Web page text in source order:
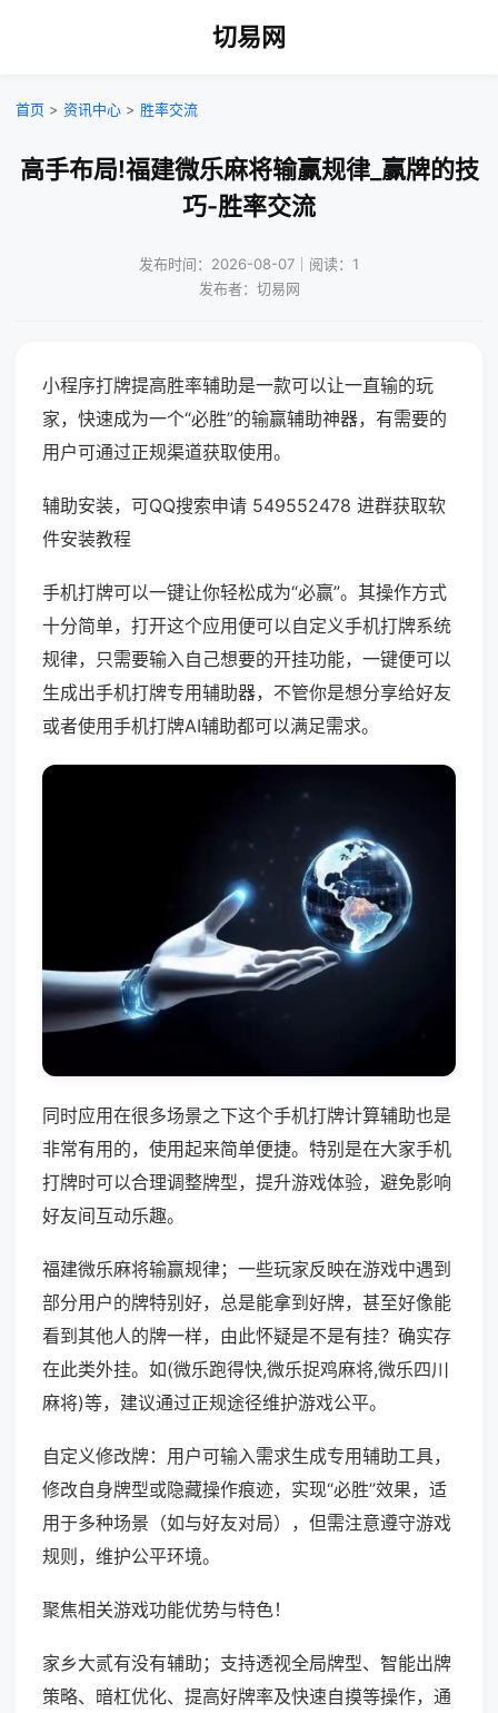
切易网
首页 > 资讯中心 > 胜率交流
高手布局!福建微乐麻将输赢规律_赢牌的技
巧-胜率交流
发布时间：2026-08-07｜阅读：1
发布者：切易网
小程序打牌提高胜率辅助是一款可以让一直输的玩
家，快速成为一个“必胜”的输赢辅助神器，有需要的
用户可通过正规渠道获取使用。
辅助安装，可QQ搜索申请 549552478 进群获取软
件安装教程
手机打牌可以一键让你轻松成为“必赢”。其操作方式
十分简单，打开这个应用便可以自定义手机打牌系统
规律，只需要输入自己想要的开挂功能，一键便可以
生成出手机打牌专用辅助器，不管你是想分享给好友
或者使用手机打牌AI辅助都可以满足需求。
同时应用在很多场景之下这个手机打牌计算辅助也是
非常有用的，使用起来简单便捷。特别是在大家手机
打牌时可以合理调整牌型，提升游戏体验，避免影响
好友间互动乐趣。
福建微乐麻将输赢规律；一些玩家反映在游戏中遇到
部分用户的牌特别好，总是能拿到好牌，甚至好像能
看到其他人的牌一样，由此怀疑是不是有挂？确实存
在此类外挂。如(微乐跑得快,微乐捉鸡麻将,微乐四川
麻将)等，建议通过正规途径维护游戏公平。
自定义修改牌：用户可输入需求生成专用辅助工具，
修改自身牌型或隐藏操作痕迹，实现“必胜”效果，适
用于多种场景（如与好友对局），但需注意遵守游戏
规则，维护公平环境。
聚焦相关游戏功能优势与特色！
家乡大贰有没有辅助；支持透视全局牌型、智能出牌
策略、暗杠优化、提高好牌率及快速自摸等操作，通